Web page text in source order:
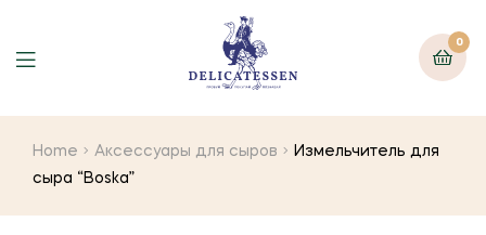
0
Home Аксессуары для сыров
Измельчитель для
сыра “Boska”